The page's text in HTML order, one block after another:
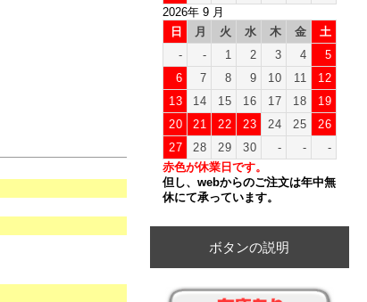
2026年 9 月
日
月 火 水 木 金
土
-
- 1 2 3 4
5
6
7 8 9 10 11
12
13
14 15 16 17 18
19
20
21 22 23 24 25
26
27
28 29 30 - -
-
赤色が休業日です。
但し、webからのご注文は年中無
休にて承っています。
ボタンの説明